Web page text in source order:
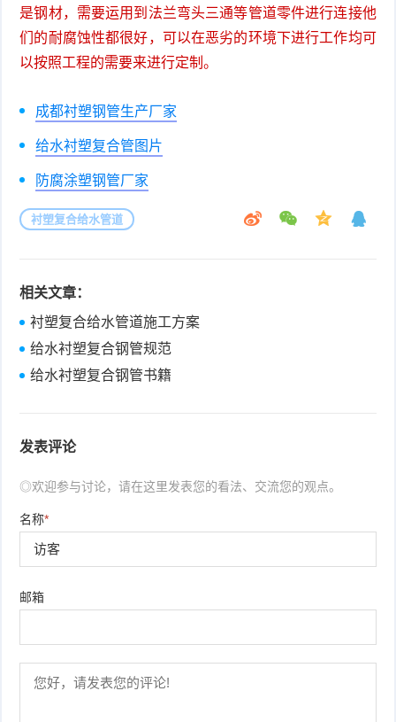
是钢材，需要运用到法兰弯头三通等管道零件进行连接他
们的耐腐蚀性都很好，可以在恶劣的环境下进行工作均可
以按照工程的需要来进行定制。
成都衬塑钢管生产厂家
给水衬塑复合管图片
防腐涂塑钢管厂家
衬塑复合给水管道
相关文章：
衬塑复合给水管道施工方案
给水衬塑复合钢管规范
给水衬塑复合钢管书籍
发表评论
◎欢迎参与讨论，请在这里发表您的看法、交流您的观点。
名称*
邮箱